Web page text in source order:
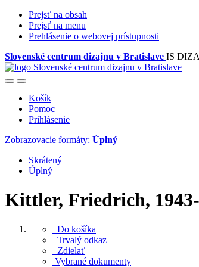
Prejsť na obsah
Prejsť na menu
Prehlásenie o webovej prístupnosti
Slovenské centrum dizajnu v Bratislave IS
Košík
Pomoc
Prihlásenie
Zobrazovacie formáty: Úplný
Skrátený
Úplný
Kittler, Friedrich,
Do košíka
Trvalý odkaz
Zdielať
Vybrané dokumenty